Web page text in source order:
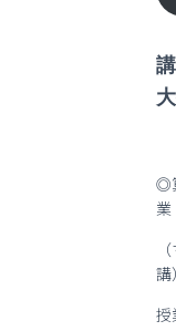
◎
業
講）
授